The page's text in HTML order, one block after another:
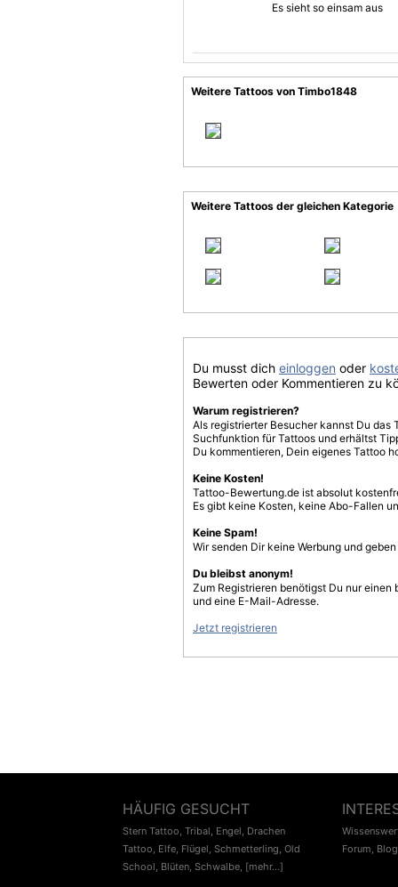
Es sieht so einsam aus
Weitere Tattoos von Timbo1848
Weitere Tattoos der gleichen Kategorie
Du musst dich einloggen oder
Bewerten oder Kommentieren zu
Warum registrieren?
Als registrierter Besucher kannst Du
Suchfunktion für Tattoos und erhältst
Du kommentieren, Dein eigenes Tattoo
Keine Kosten!
Tattoo-Bewertung.de ist absolut
Es gibt keine Kosten, keine Abo-Fallen
Keine Spam!
Wir senden Dir keine Werbung und
Du bleibst anonym!
Zum Registrieren benötigst Du nur einen
und eine E-Mail-Adresse.
Jetzt registrieren
HÄUFIG GESUCHT
Stern Tattoo, Tribal, Engel, Drachen
Tattoo, Elfe, Flügel, Schmetterling, Old
School, Blüten, Schwalbe, [mehr...]
Forum, Blog